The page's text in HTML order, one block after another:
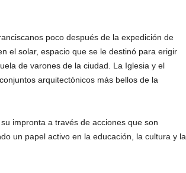
poco después de la expedición de
el solar, espacio que se le destinó para erigir
de varones de la ciudad. La Iglesia y el
arquitectónicos más bellos de la
impronta a través de acciones que son
un papel activo en la educación, la cultura y la